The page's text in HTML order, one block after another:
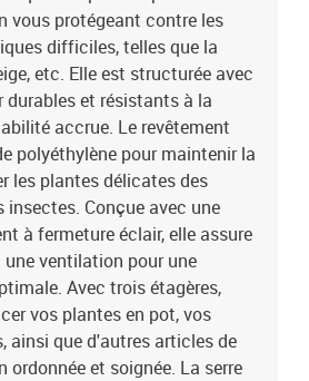
vous protégeant contre les
difficiles, telles que la
etc. Elle est structurée avec
durables et résistants à la
accrue. Le revêtement
polyéthylène pour maintenir la
les plantes délicates des
insectes. Conçue avec une
à fermeture éclair, elle assure
ventilation pour une
Avec trois étagères,
vos plantes en pot, vos
ainsi que d'autres articles de
ordonnée et soignée. La serre